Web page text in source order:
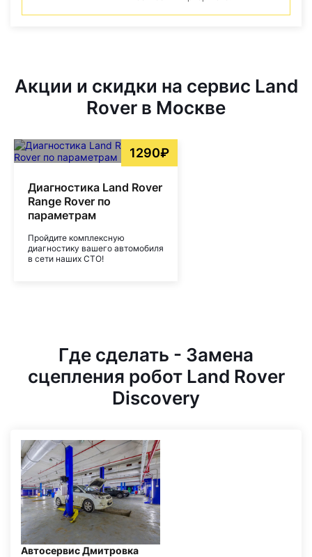
Акции и скидки на сервис Land
Rover в Москве
1290₽
Диагностика Land Rover
Range Rover по
параметрам
Пройдите комплексную
диагностику вашего автомобиля
в сети наших СТО!
Где сделать - Замена
сцепления робот Land Rover
Discovery
Автосервис Дмитровка